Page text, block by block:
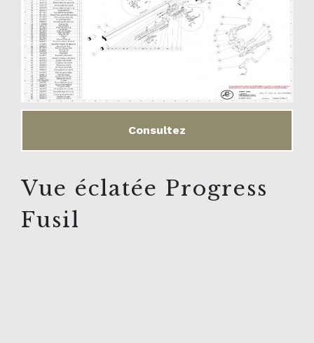
Consultez
Vue éclatée Progress
Fusil